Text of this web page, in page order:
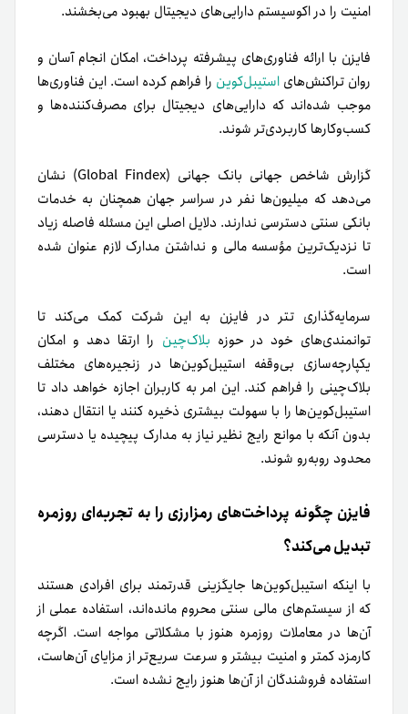
امنیت را در اکوسیستم دارایی‌های دیجیتال بهبود می‌بخشند.
فایزن با ارائه فناوری‌های پیشرفته پرداخت، امکان انجام آسان و
روان تراکنش‌های استیبل‌کوین را فراهم کرده است. این فناوری‌ها
موجب شده‌اند که دارایی‌های دیجیتال برای مصرف‌کننده‌ها و
کسب‌وکارها کاربردی‌تر شوند.
گزارش شاخص جهانی بانک جهانی (Global Findex) نشان
می‌دهد که میلیون‌ها نفر در سراسر جهان همچنان به خدمات
بانکی سنتی دسترسی ندارند. دلایل اصلی این مسئله فاصله زیاد
تا نزدیک‌ترین مؤسسه مالی و نداشتن مدارک لازم عنوان شده
است.
سرمایه‌گذاری تتر در فایزن به این شرکت کمک می‌کند تا
توانمندی‌های خود در حوزه بلاک‌چین را ارتقا دهد و امکان
یکپارچه‌سازی بی‌وقفه استیبل‌کوین‌ها در زنجیره‌های مختلف
بلاک‌چینی را فراهم کند. این امر به کاربران اجازه خواهد داد تا
استیبل‌کوین‌ها را با سهولت بیشتری ذخیره کنند یا انتقال دهند،
بدون آنکه با موانع رایج نظیر نیاز به مدارک پیچیده یا دسترسی
محدود روبه‌رو شوند.
فایزن چگونه پرداخت‌های رمزارزی را به تجربه‌ای روزمره
تبدیل می‌کند؟
با اینکه استیبل‌کوین‌ها جایگزینی قدرتمند برای افرادی هستند
که از سیستم‌های مالی سنتی محروم مانده‌اند، استفاده عملی از
آن‌ها در معاملات روزمره هنوز با مشکلاتی مواجه است. اگرچه
کارمزد کمتر و امنیت بیشتر و سرعت سریع‌تر از مزایای آن‌هاست،
استفاده فروشندگان از آن‌ها هنوز رایج نشده است.